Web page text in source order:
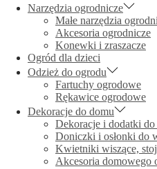
Narzędzia ogrodnicze
Małe narzędzia
Akcesoria ogrodnicze
Konewki i zraszacze
Ogród dla dzieci
Odzież do ogrodu
Fartuchy ogrodowe
Rękawice ogrodowe
Dekoracje do domu
Dekoracje i dodatki
Doniczki i osłonki do
Kwietniki wiszące,
Akcesoria domowego